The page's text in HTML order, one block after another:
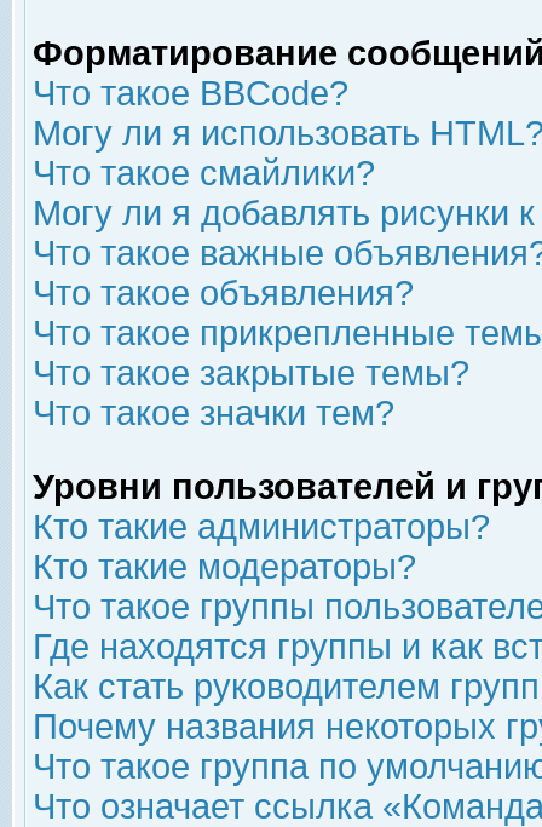
Форматирование
Что такое BBCode?
Могу ли я использовать
Что такое смайлики?
Могу ли я добавлять рисунки
Что такое важные
Что такое объявления?
Что такое прикрепленные
Что такое закрытые темы?
Что такое значки тем?
Уровни пользователей и
Кто такие администраторы?
Кто такие модераторы?
Что такое группы
Где находятся группы и как
Как стать руководителем
Почему названия некоторых
Что такое группа по
Что означает ссылка